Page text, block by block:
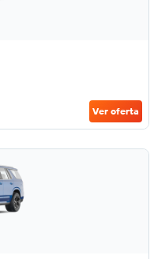
Ver oferta